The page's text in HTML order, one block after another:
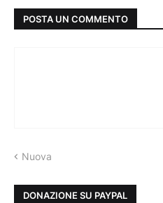
POSTA UN COMMENTO
Nuova
DONAZIONE SU PAYPAL